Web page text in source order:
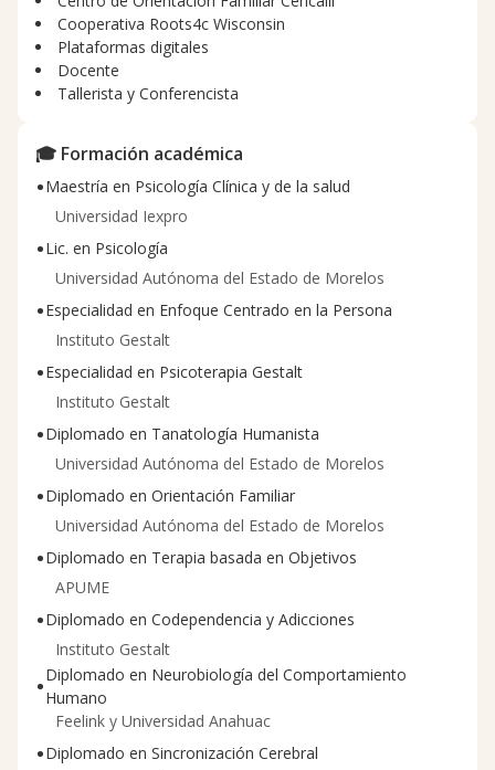
Cooperativa Roots4c Wisconsin
Plataformas digitales
Docente
Tallerista y Conferencista
🎓 Formación académica
•Maestría en Psicología Clínica y de la salud
Universidad Iexpro
•Lic. en Psicología
Universidad Autónoma del Estado de Morelos
•Especialidad en Enfoque Centrado en la Persona
Instituto Gestalt
•Especialidad en Psicoterapia Gestalt
Instituto Gestalt
•Diplomado en Tanatología Humanista
Universidad Autónoma del Estado de Morelos
•Diplomado en Orientación Familiar
Universidad Autónoma del Estado de Morelos
•Diplomado en Terapia basada en Objetivos
APUME
•Diplomado en Codependencia y Adicciones
Instituto Gestalt
•Diplomado en Neurobiología del Comportamiento
Humano
Feelink y Universidad Anahuac
•Diplomado en Sincronización Cerebral